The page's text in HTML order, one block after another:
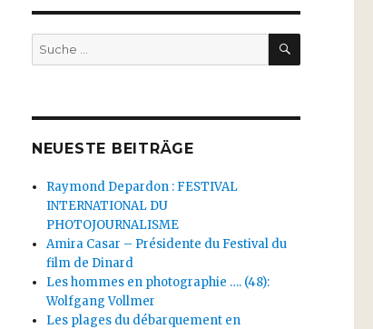
Suche
nach:
SUCHEN
NEUESTE BEITRÄGE
Raymond Depardon : FESTIVAL
INTERNATIONAL DU
PHOTOJOURNALISME
Amira Casar – Présidente du Festival du
film de Dinard
Les hommes en photographie …. (48):
Wolfgang Vollmer
Les plages du débarquement en